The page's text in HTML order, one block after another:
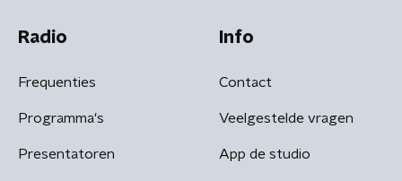
Radio
Frequenties
Programma's
Presentatoren
Info
Contact
Veelgestelde vragen
App de studio